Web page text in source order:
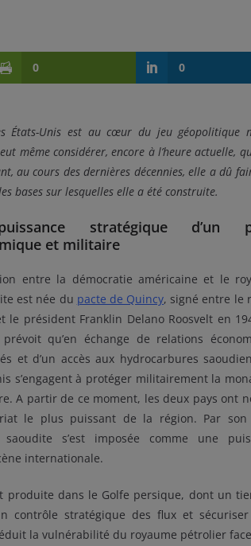
0 0
États-Unis est au cœur du jeu géopolitique
même considérer, encore à l’heure actuelle,
au cours des dernières décennies, elle a dû
bases sur lesquelles elle a été construite.
stratégique d’un
et militaire
entre la démocratie américaine et le
est née du pacte de Quincy, signé entre le
le président Franklin Delano Roosvelt en
qu’en échange de relations
et d’un accès aux hydrocarbures
s’engagent à protéger militairement la
A partir de ce moment, les deux pays ont
le plus puissant de la région. Par son
saoudite s’est imposée comme une
internationale.
produite dans le Golfe persique, dont un
contrôle stratégique des flux et
la vulnérabilité du royaume pétrolier